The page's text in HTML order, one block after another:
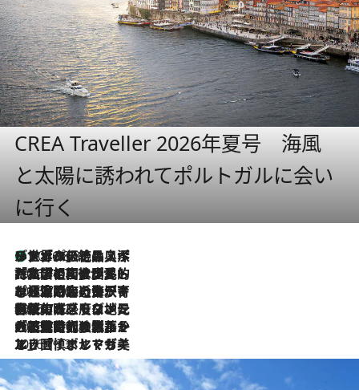
CREA Traveller 2026年夏号 海風
と太陽に誘われてポルトガルに会い
に行く
2026.8.8
リスボンの絶品スイーツ「パステル・デ・ナタ」とは？ポルトガル伝統の奥深い世界へ
2026.7.27
「私の祖国はポルトガル語です」国民的詩人フェルナンド・ペソアと、彼が愛した文学の街を歩く
2026.7.26
ポルトガル近海が育む極上の海の幸。キリリと冷えた白ワインと愉しむ、シーフード専門店の贅沢
2026.7.22
伝統の味をモダンに昇華。高感度な地元客が集う、リスボンの最旬ガストロノミー
2026.7.21
大航海時代の栄華から、震災、独裁、そして革命へ。ポルトガル・首都リスボンの石畳に刻まれた「歴史の光と影」
2026.7.13
エッセイ・ヤマザキマリ「慎ましくも美しき国 ポルトガル」